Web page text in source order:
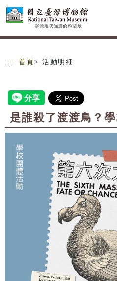
跳到主要內容
網站導覽
::: 首頁 > 活動明細
是誰殺了渡渡鳥？